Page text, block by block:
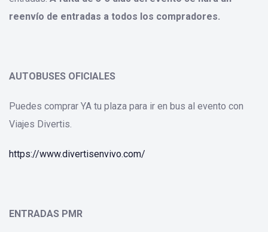
reenvío de entradas a todos los compradores.
AUTOBUSES OFICIALES
Puedes comprar YA tu plaza para ir en bus al evento con
Viajes Divertis.
https://www.divertisenvivo.com/
ENTRADAS PMR